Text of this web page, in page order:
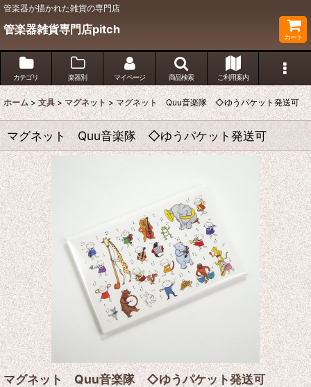
管楽器が描かれた雑貨の専門店
管楽器雑貨専門店pitch
カート
カテゴリ 楽器別 マイページ 商品検索 ご利用案内
ホーム > 文具 > マグネット > マグネット Quu音楽隊 ◇ゆうパケット発送可
マグネット Quu音楽隊 ◇ゆうパケット発送可
マグネット Quu音楽隊 ◇ゆうパケット発送可